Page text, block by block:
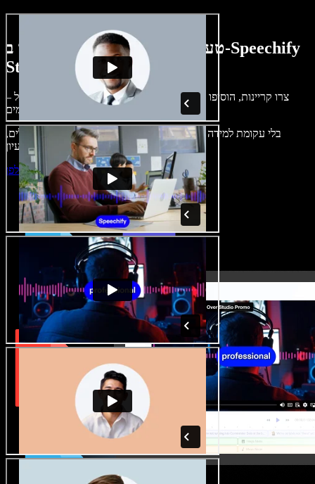
טעימה קטנה ממה שתוכלו ליצור ב-Speechify
Studio.
צרו קריינות, הוסיפו תמונות ללא זכויות, אודיו, סרטונים ושיבוט קול –
בלי עקומת למידה – הכול זמין בדפדפן. יוצרי תוכן כבר לא מוגבלים,
התחילו ליצור באולפן